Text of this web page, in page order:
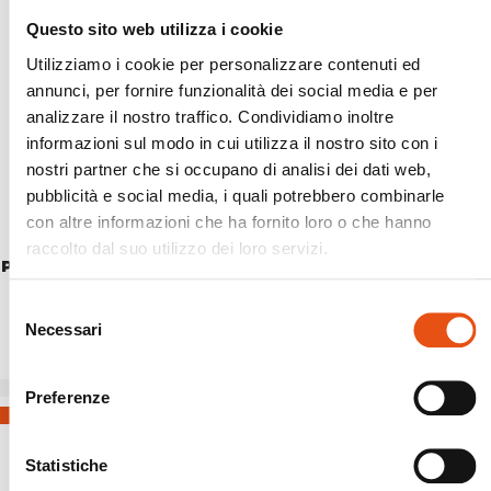
Questo sito web utilizza i cookie
Utilizziamo i cookie per personalizzare contenuti ed
annunci, per fornire funzionalità dei social media e per
analizzare il nostro traffico. Condividiamo inoltre
informazioni sul modo in cui utilizza il nostro sito con i
nostri partner che si occupano di analisi dei dati web,
pubblicità e social media, i quali potrebbero combinarle
con altre informazioni che ha fornito loro o che hanno
raccolto dal suo utilizzo dei loro servizi.
delNecessari
Preferenze
Statistiche
PORTA CELLULARE HIGWAY blu